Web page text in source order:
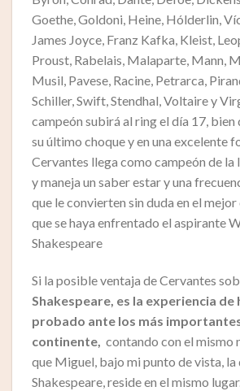
Goethe, Goldoni, Heine, Hólderlin,
James Joyce, Franz Kafka, Kleist,
Proust, Rabelais, Malaparte, Mann,
Musil, Pavese, Racine, Petrarca,
Schiller, Swift, Stendhal, Voltaire y
campeón subirá al ring el día 17, bien
su último choque y en una excelente
Cervantes llega como campeón de la
y maneja un saber estar y una
que le convierten sin duda en el
que se haya enfrentado el aspirante
Shakespeare
Si la posible ventaja de Cervantes
Shakespeare, es la experiencia de
probado ante los más
continente, contando con el mismo
que Miguel, bajo mi punto de vista, la
Shakespeare, reside en el mismo